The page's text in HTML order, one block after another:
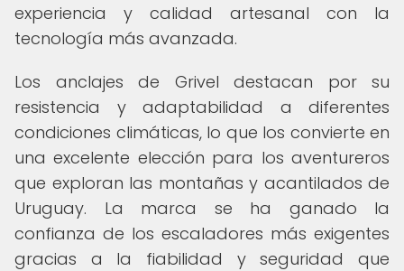
experiencia y calidad artesanal con la
tecnología más avanzada.
Los anclajes de Grivel destacan por su
resistencia y adaptabilidad a diferentes
condiciones climáticas, lo que los convierte en
una excelente elección para los aventureros
que exploran las montañas y acantilados de
Uruguay. La marca se ha ganado la
confianza de los escaladores más exigentes
gracias a la fiabilidad y seguridad que